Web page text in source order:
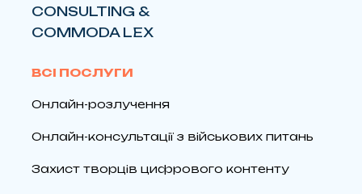
CONSULTING &
COMMODA LEX
ВСІ ПОСЛУГИ
Онлайн-розлучення
Онлайн-консультації з військових питань
Захист творців цифрового контенту